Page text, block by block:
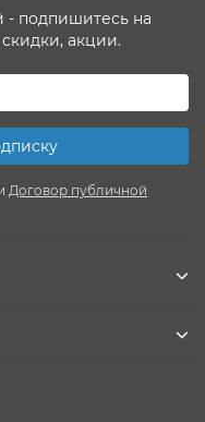
- подпишитесь на
акции.
Договор публичной